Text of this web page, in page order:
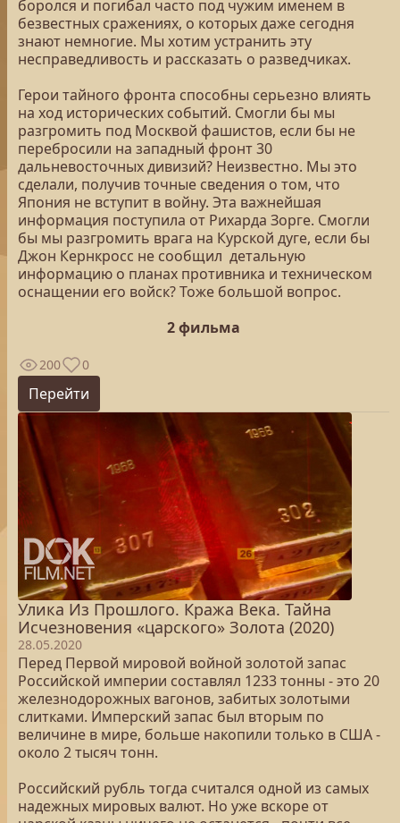
боролся и погибал часто под чужим именем в
безвестных сражениях, о которых даже сегодня
знают немногие. Мы хотим устранить эту
несправедливость и рассказать о разведчиках.
Герои тайного фронта способны серьезно влиять
на ход исторических событий. Смогли бы мы
разгромить под Москвой фашистов, если бы не
перебросили на западный фронт 30
дальневосточных дивизий? Неизвестно. Мы это
сделали, получив точные сведения о том, что
Япония не вступит в войну. Эта важнейшая
информация поступила от Рихарда Зорге. Смогли
бы мы разгромить врага на Курской дуге, если бы
Джон Кернкросс не сообщил детальную
информацию о планах противника и техническом
оснащении его войск? Тоже большой вопрос.
2 фильма
200 0
Перейти
Улика Из Прошлого. Кража Века. Тайна
Исчезновения «царского» Золота (2020)
28.05.2020
Перед Первой мировой войной золотой запас
Российской империи составлял 1233 тонны - это 20
железнодорожных вагонов, забитых золотыми
слитками. Имперский запас был вторым по
величине в мире, больше накопили только в США -
около 2 тысяч тонн.
Российский рубль тогда считался одной из самых
надежных мировых валют. Но уже вскоре от